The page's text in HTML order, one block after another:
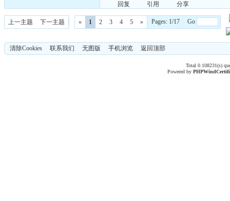
回复
引用 分享
上一主题 下一主题 « 1 2 3 4 5 » Pages: 1/17 Go
清除Cookies 联系我们 无图版 手机浏览 返回顶部
Total 0.108231(s)
Powered byPHPWind